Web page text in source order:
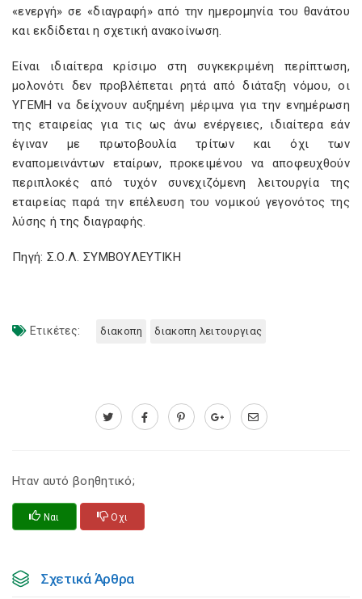
«ενεργή» σε «διαγραφή» από την ημερομηνία του θανάτου
και εκδίδεται η σχετική ανακοίνωση.
Είναι ιδιαίτερα κρίσιμο στη συγκεκριμένη περίπτωση,
μολονότι δεν προβλέπεται ρητά από διάταξη νόμου, οι
ΥΓΕΜΗ να δείχνουν αυξημένη μέριμνα για την ενημέρωση
της εταιρείας για τις ως άνω ενέργειες, ιδιαίτερα εάν
έγιναν με πρωτοβουλία τρίτων και όχι των
εναπομεινάντων εταίρων, προκειμένου να αποφευχθούν
περιπλοκές από τυχόν συνεχιζόμενη λειτουργία της
εταιρείας παρά την επέλευση του νομικού γεγονότος της
λύσης ή της διαγραφής.
Πηγή: Σ.Ο.Λ. ΣΥΜΒΟΥΛΕΥΤΙΚΗ
Ετικέτες: διακοπη διακοπη λειτουργιας
Ηταν αυτό βοηθητικό;
Ναι Οχι
Σχετικά Άρθρα